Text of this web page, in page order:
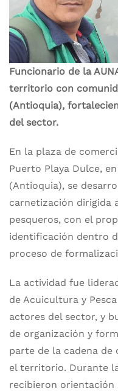
Funcionario de la
territorio con
(Antioquia),
del sector.
En la plaza de
Puerto Playa Dulce,
(Antioquia), se
carnetización dirigida
pesqueros, con el
identificación dentro
proceso de
La actividad fue
de Acuicultura y
actores del sector, y
de organización y
parte de la cadena de
el territorio. Durante
recibieron